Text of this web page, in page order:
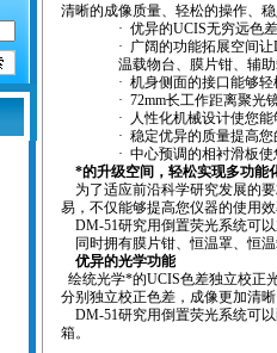
清晰的成像质量、轻松的操作、
· 优异的UCIS无穷远色
· 广阔的功能拓展空间让
温载物台、膜片钳、辅
· 机身侧面的接口能够
· 72mm长工作距离聚光
·
人性化机械设计使您
· 稳定优异的质量提高
· 中心预调的相衬滑板
*的升级空间，轻松实现多功能
为了适应前沿科学研究发展的
易，不仅能够提高您仪器的使用
DM-51研究用倒置荧光系统可
同时拥有膜片钳、恒温罩、恒
优异的光学功能
绘统光学*的UCIS色差独立校正
分别独立校正色差，成像更加清
DM-51研究用倒置荧光系统可
箱。